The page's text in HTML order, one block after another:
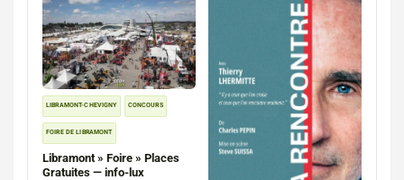
LIBRAMONT-CHEVIGNY CONCOURS
FOIRE DE LIBRAMONT
Libramont » Foire » Places
Gratuites — info-lux